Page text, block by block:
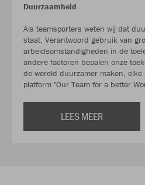
Duurzaamheid
Als teamsporters weten wij dat
staat. Verantwoord gebruik van
arbeidsomstandigheden in de
andere factoren bepalen onze
de wereld duurzamer maken,
platform "Our Team for a better
LEES MEER